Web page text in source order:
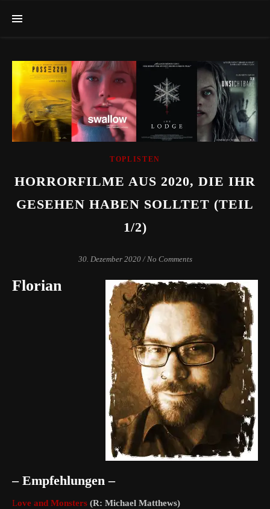
TOPLISTEN
HORRORFILME AUS 2020, DIE IHR
GESEHEN HABEN SOLLTET (TEIL
1/2)
30. Dezember 2020 / No Comments
Florian
– Empfehlungen –
Love and Monsters (R: Michael Matthews)